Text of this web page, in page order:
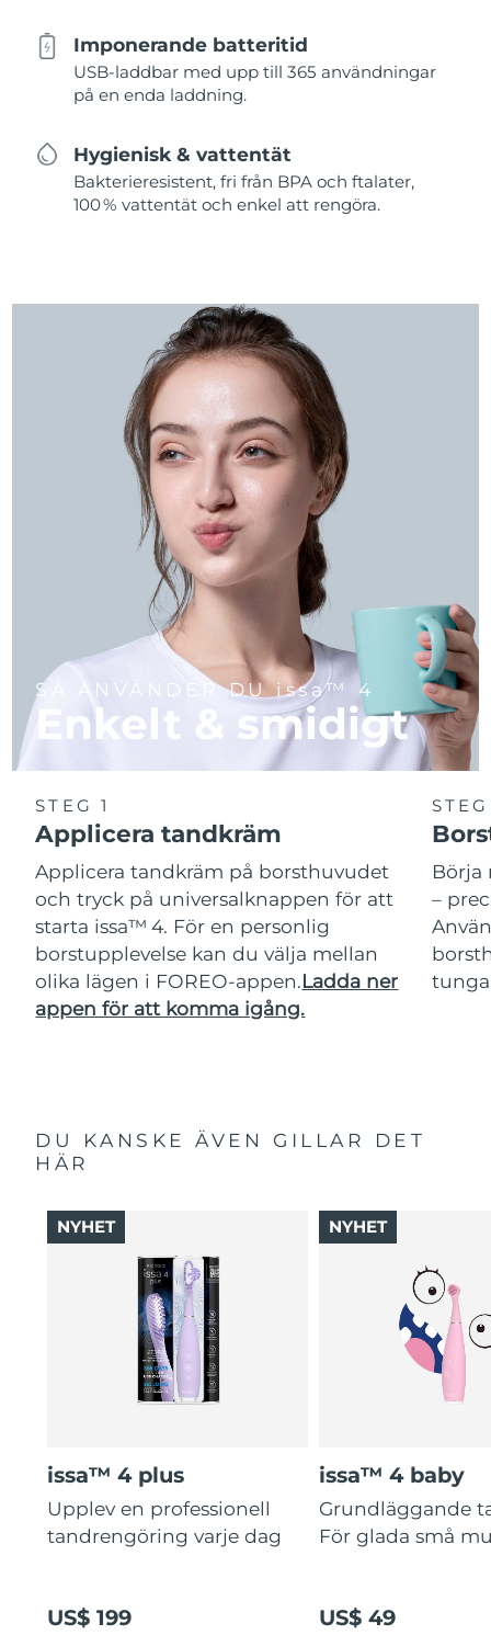
Imponerande batteritid
USB-laddbar med upp till 365 användningar
på en enda laddning.
Hygienisk & vattentät
Bakterieresistent, fri från BPA och ftalater,
100 % vattentät och enkel att rengöra.
SÅ ANVÄNDER DU issa™ 4
Enkelt & smidigt
STEG 1
Applicera tandkräm
Applicera tandkräm på borsthuvudet
och tryck på universalknappen för att
starta issa™ 4. För en personlig
borstupplevelse kan du välja mellan
olika lägen i FOREO-appen.Ladda ner
appen för att komma igång.
Börja
–
DU KANSKE ÄVEN GILLAR DET
HÄR
issa™ 4 plus
Upplev en professionell
tandrengöring varje dag
US$ 199
NYHET
issa™ 4 baby
Grundläggande
För glada små
US$ 49
NYHET